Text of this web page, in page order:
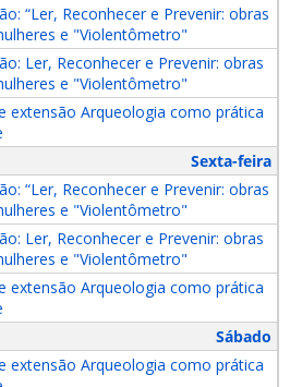
“Ler, Reconhecer e Prevenir: obras
e "Violentômetro"
Ler, Reconhecer e Prevenir: obras
e "Violentômetro"
extensão Arqueologia como prática
Sexta-feira
“Ler, Reconhecer e Prevenir: obras
e "Violentômetro"
Ler, Reconhecer e Prevenir: obras
e "Violentômetro"
extensão Arqueologia como prática
Sábado
extensão Arqueologia como prática